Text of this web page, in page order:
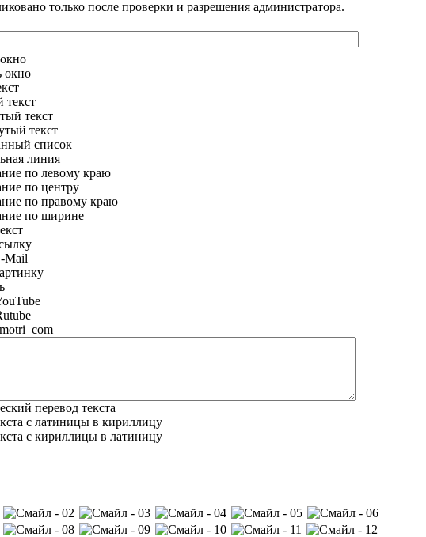
только после проверки и разрешения администратора.